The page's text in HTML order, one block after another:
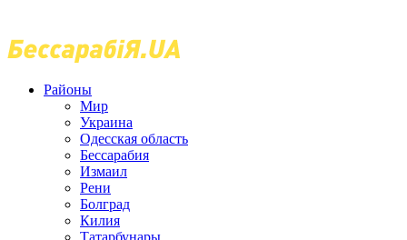
Районы
Мир
Украина
Одесская область
Бессарабия
Измаил
Рени
Болград
Килия
Татарбунары